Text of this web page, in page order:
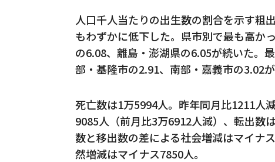
人口千人当たりの出生数の割合を示す粗
もわずかに低下した。県市別で最も高か
の6.08、離島・澎湖県の6.05が続いた。
部・基隆市の2.91、南部・嘉義市の3.02が
死亡数は1万5994人。昨年同月比1211人
9085人（前月比3万6912人減）、転出数
数と移出数の差による社会増減はマイナ
然増減はマイナス7850人。